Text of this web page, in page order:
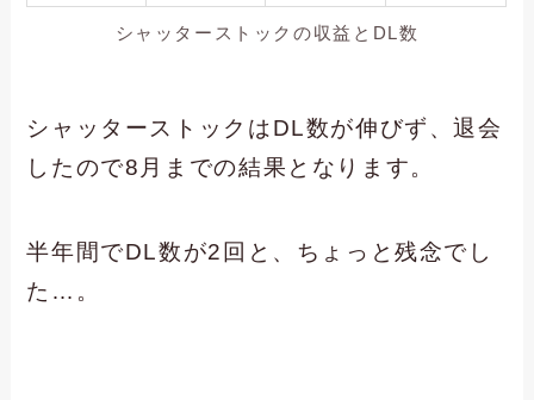
シャッターストックの収益とDL数
シャッターストックはDL数が伸びず、退会
したので8月までの結果となります。
半年間でDL数が2回と、ちょっと残念でし
た…。